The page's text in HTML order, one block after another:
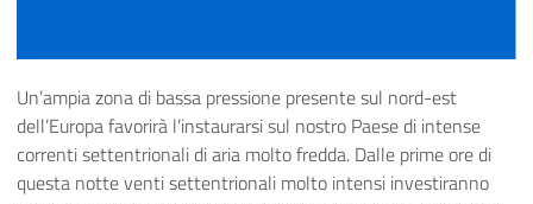
Un’ampia zona di bassa pressione presente sul nord-est
dell’Europa favorirà l’instaurarsi sul nostro Paese di intense
correnti settentrionali di aria molto fredda. Dalle prime ore di
questa notte venti settentrionali molto intensi investiranno